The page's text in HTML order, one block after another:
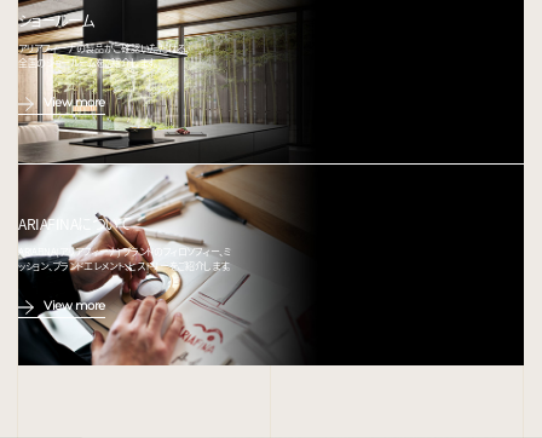
ショールーム
アリアフィーナの製品がご確認いただける、
全国のショールームをご紹介します。
View more
ARIAFINAについて
ARIAFINA(アリアフィーナ) ブランドのフィロソフィー、ミ
ッション、ブランドエレメント、ヒストリーをご紹介します。
View more